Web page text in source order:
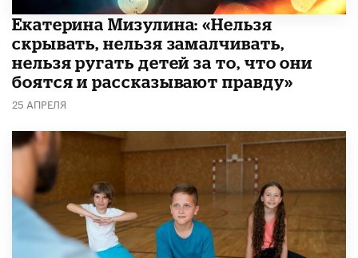
Екатерина Мизулина: «Нельзя
скрывать, нельзя замалчивать,
нельзя ругать детей за то, что они
боятся и рассказывают правду»
25 АПРЕЛЯ